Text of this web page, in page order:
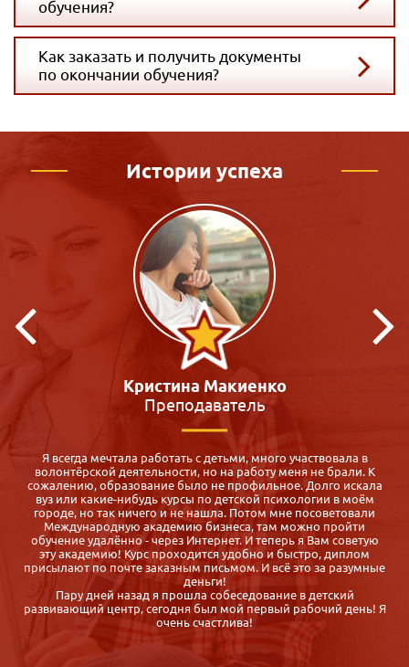
обучения?
Как заказать и получить документы
по окончании обучения?
Истории успеха
Кристина Макиенко
Преподаватель
Я всегда мечтала работать с детьми, много участвовала в
волонтёрской деятельности, но на работу меня не брали. К
сожалению, образование было не профильное. Долго искала
вуз или какие-нибудь курсы по детской психологии в моём
городе, но так ничего и не нашла. Потом мне посоветовали
Международную академию бизнеса, там можно пройти
обучение удалённо - через Интернет. И теперь я Вам советую
эту академию! Курс проходится удобно и быстро, диплом
присылают по почте заказным письмом. И всё это за разумные
деньги!
Пару дней назад я прошла собеседование в детский
развивающий центр, сегодня был мой первый рабочий день! Я
очень счастлива!